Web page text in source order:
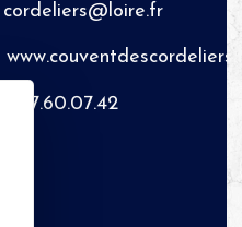
cordeliers@loire.fr
04.77.60.07.42